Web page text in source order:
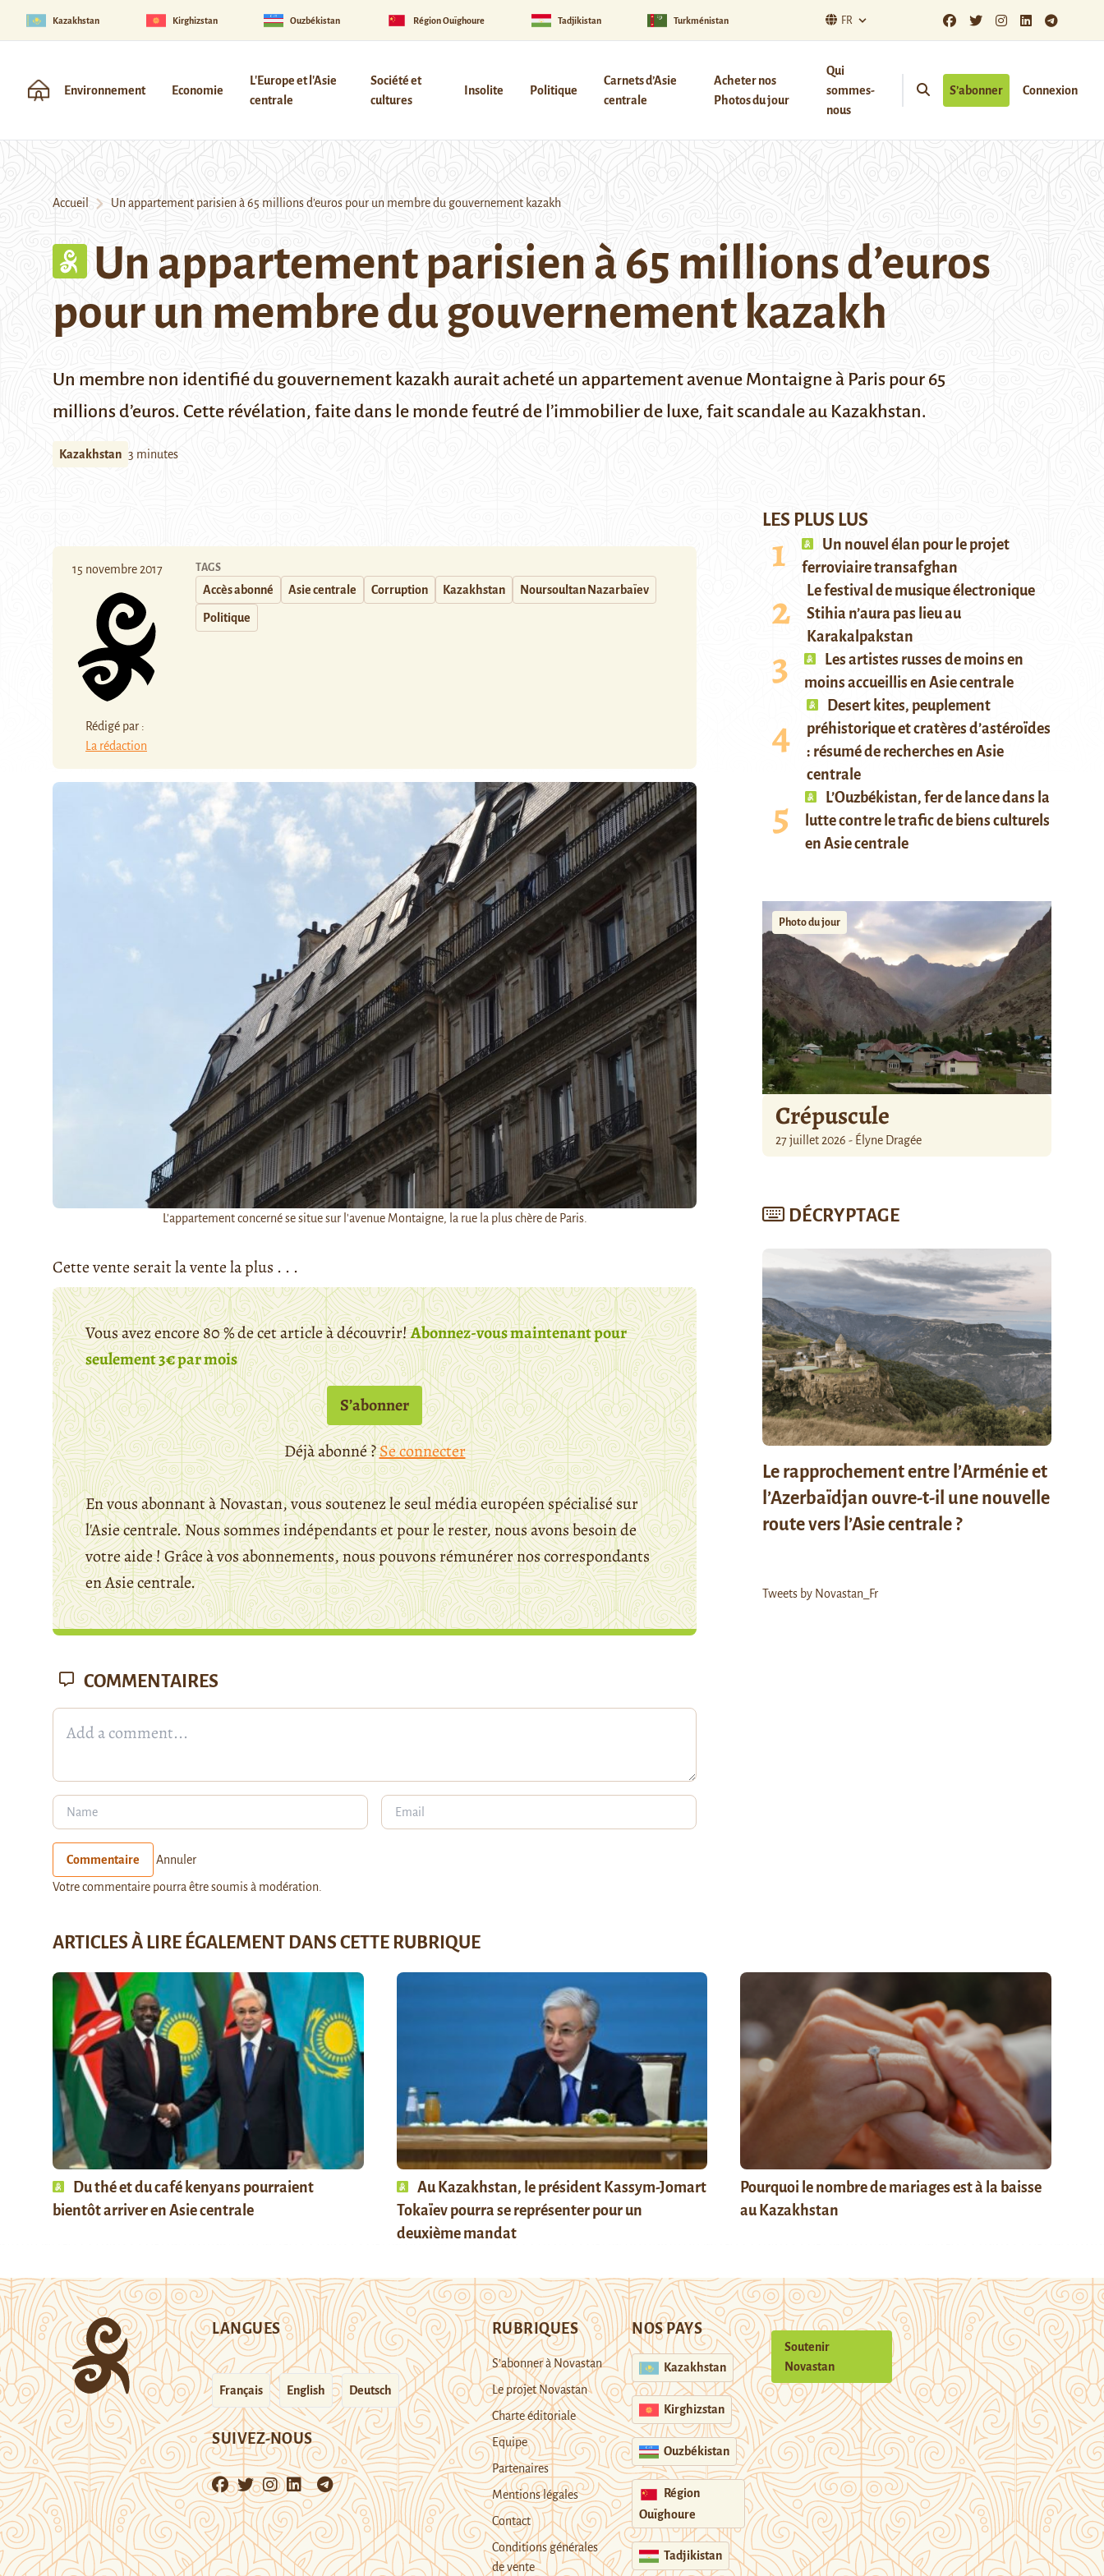
Kazakhstan Kirghizstan Ouzbékistan Région Ouïghoure Tadjikistan Turkménistan FR
Environnement Economie
L'Europe et l'Asie
centrale
Société et
cultures
Insolite Politique
Carnets d’Asie
centrale
Acheter nos
Photos du jour
Qui
sommes-
nous
S’abonner Connexion
Accueil Un appartement parisien à 65 millions d’euros pour un membre du gouvernement kazakh
Un appartement parisien à 65 millions d’euros
pour un membre du gouvernement kazakh
Un membre non identifié du gouvernement kazakh aurait acheté un appartementavenue Montaigne à Paris pour 65
millions d’euros. Cette révélation, faite dans le monde feutré de l’immobilier de luxe, fait scandale au Kazakhstan.
Kazakhstan 3 minutes
15 novembre 2017
Rédigé par :
La rédaction
TAGS
Accès abonné Asie centrale Corruption Kazakhstan Noursoultan Nazarbaïev
Politique
L'appartement concerné se situe sur l'avenue Montaigne, la rue la plus chère de Paris.
Cette vente serait la vente la plus . . .
Vous avez encore 80 % de cet article à découvrir!Abonnez-vous maintenant pour
seulement 3€ par mois
S’abonner
Déjà abonné ?Se connecter
En vous abonnant à Novastan, vous soutenez le seul média européen spécialisé sur
l'Asie centrale. Nous sommes indépendants et pour le rester, nous avons besoin de
votre aide ! Grâce à vos abonnements, nous pouvons rémunérer nos correspondants
en Asie centrale.
LES PLUS LUS
Un nouvel élan pour le projet
ferroviaire transafghan
Le festival de musique électronique
Stihia n’aura pas lieu au
Karakalpakstan
Les artistes russes de moins en
moins accueillis en Asie centrale
Desert kites, peuplement
préhistorique et cratères d’astéroïdes
: résumé de recherches en Asie
centrale
L’Ouzbékistan, fer de lance dans la
lutte contre le trafic de biens culturels
en Asie centrale
Photo du jour
Crépuscule
27 juillet 2026 - Élyne Dragée
DÉCRYPTAGE
Le rapprochement entre l’Arménie et
l’Azerbaïdjan ouvre-t-il une nouvelle
route vers l’Asie centrale ?
Tweets by Novastan_Fr
COMMENTAIRES
Commentaire Annuler
Votre commentaire pourra être soumis à modération.
ARTICLES À LIRE ÉGALEMENT DANS CETTE RUBRIQUE
Du thé et du café kenyans pourraient
bientôt arriver en Asie centrale
Au Kazakhstan, le président Kassym-Jomart
Tokaïev pourra se représenter pour un
deuxième mandat
Pourquoi le nombre de mariages est à la baisse
au Kazakhstan
LANGUES
Français English Deutsch
SUIVEZ-NOUS
RUBRIQUES
S’abonner à Novastan
Le projet Novastan
Charte éditoriale
Equipe
Partenaires
Mentions légales
Contact
Conditions générales
de vente
NOS PAYS
Kazakhstan
Kirghizstan
Ouzbékistan
Région
Ouïghoure
Tadjikistan
Soutenir
Novastan